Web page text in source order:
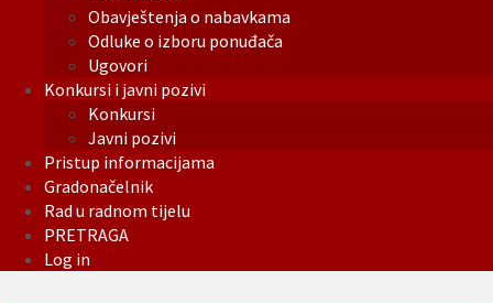
Obavještenja o nabavkama
Odluke o izboru ponuđača
Ugovori
Konkursi i javni pozivi
Konkursi
Javni pozivi
Pristup informacijama
Gradonačelnik
Rad u radnom tijelu
PRETRAGA
Log in